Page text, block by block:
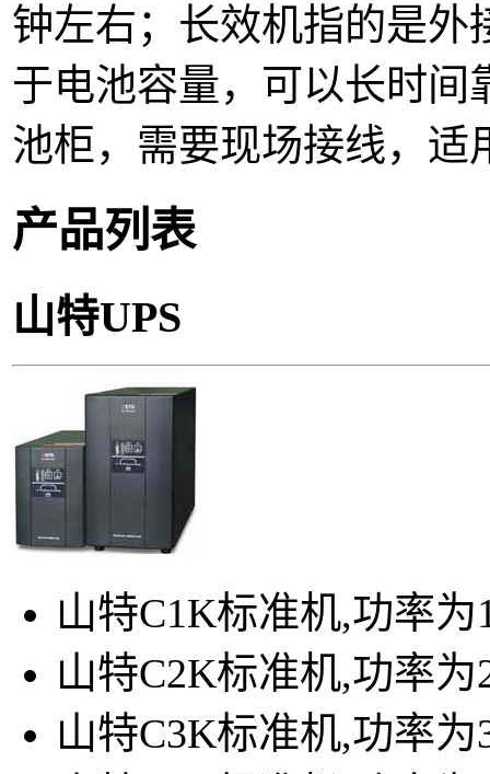
钟左右；长效机指的是外
于电池容量，可以长时间
池柜，需要现场接线，适
产品列表
山特UPS
山特C1K标准机,功率
山特C2K标准机,功率
山特C3K标准机,功率